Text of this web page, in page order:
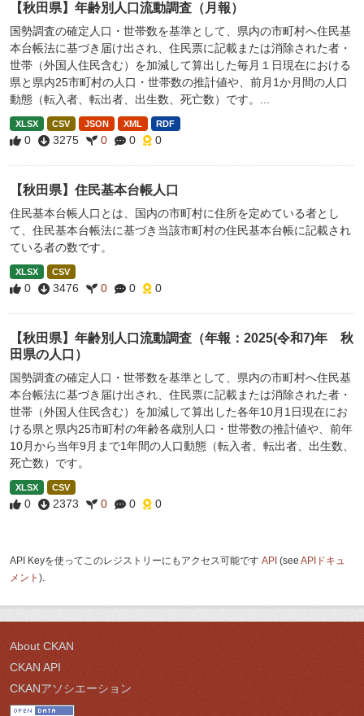
【秋田県】年齢別人口流動調査（月報）
国勢調査の確定人口・世帯数を基準として、県内の市町村へ住民基
本台帳法に基づき届け出され、住民票に記載または消除された者・
世帯（外国人住民含む）を加減して算出した毎月１日現在における
県と県内25市町村の人口・世帯数の推計値や、前月1か月間の人口
動態（転入者、転出者、出生数、死亡数）です。...
XLSX CSV JSON XML RDF
0 3275 0 0 0
【秋田県】住民基本台帳人口
住民基本台帳人口とは、国内の市町村に住所を定めている者とし
て、住民基本台帳法に基づき当該市町村の住民基本台帳に記載され
ている者の数です。
XLSX CSV
0 3476 0 0 0
【秋田県】年齢別人口流動調査（年報：2025(令和7)年 秋
田県の人口）
国勢調査の確定人口・世帯数を基準として、県内の市町村へ住民基
本台帳法に基づき届け出され、住民票に記載または消除された者・
世帯（外国人住民含む）を加減して算出した各年10月1日現在にお
ける県と県内25市町村の年齢各歳別人口・世帯数の推計値や、前年
10月から当年9月まで1年間の人口動態（転入者、転出者、出生数、
死亡数）です。
XLSX CSV
0 2373 0 0 0
API Keyを使ってこのレジストリーにもアクセス可能です API (see APIドキュ
メント ).
About CKAN
CKAN API
CKANアソシエーション